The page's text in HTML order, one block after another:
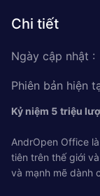
Chi tiết
Ngày cập nhật :
Phiên bản hiện
Kỷ niệm 5 triệu
AndrOpen Office
tiên trên thế giới
và mạnh mẽ dành